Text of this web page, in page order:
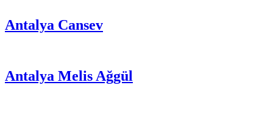
Antalya Cansev
Antalya Melis Ağgül